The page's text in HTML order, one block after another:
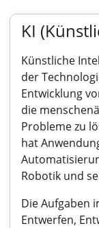
KI
Künstliche
der
Entwicklung
die
Probleme zu
hat
Robotik und
Die Aufgaben
Entwerfen,